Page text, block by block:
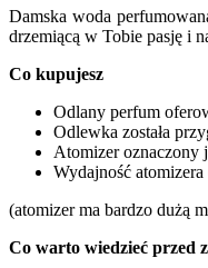
Damska woda
drzemiącą w Tobie pasję i
Co kupujesz
Odlany perfum
Odlewka została
Atomizer oznaczony
Wydajność
(atomizer ma bardzo dużą
Co warto wiedzieć przed